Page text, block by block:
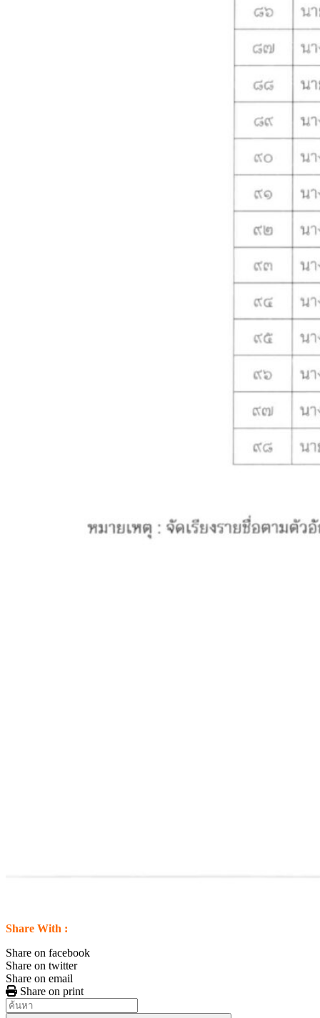
Share With :
Share on facebook
Share on twitter
Share on email
Share on print